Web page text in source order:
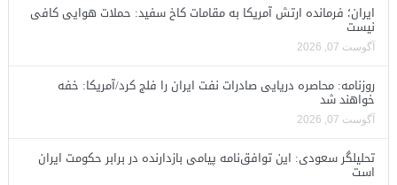
ایران؛ فرمانده ارتش آمریکا به مقامات کاخ سفید: حملات هوایی کافی
نیست
آگوست 07, 2026
روزنامه: محاصره دریایی صادرات نفت ایران را فلج کرد/آمریکا: خفه
خواهند شد
آگوست 07, 2026
تحلیلگر سعودی: این توافق‌نامه پیامی بازدارنده در برابر حکومت ایران
است